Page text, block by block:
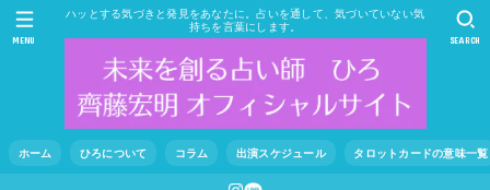
ハッとする気づきと発見をあなたに。占いを通して、気づいていない気
持ちを言葉にします。
ホーム ひろについて コラム 出演スケジュール タロットカードの意味一覧
SEARCH
MENU